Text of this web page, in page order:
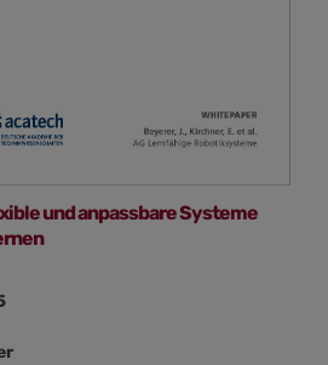
und anpassbare Systeme